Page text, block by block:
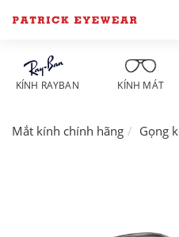
KÍNH RAYBAN KÍNH MÁT
Mắt kính chính hãng Gọng